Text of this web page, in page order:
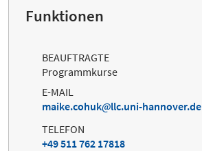
Funktionen
BEAUFTRAGTE
Programmkurse
E-MAIL
maike.cohuk
llc.uni-hannover.de
TELEFON
+49 511 762 17818